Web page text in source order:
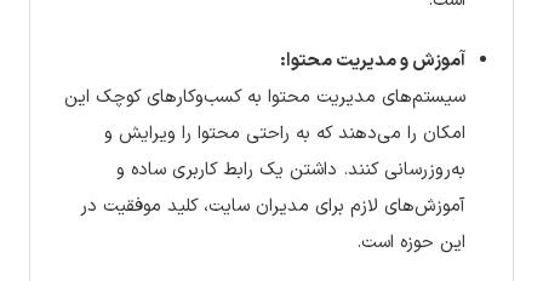
آموزش و مدیریت محتوا:
سیستم‌های مدیریت محتوا به کسب‌وکارهای کوچک این
امکان را می‌دهند که به راحتی محتوا را ویرایش و
به‌روزرسانی کنند. داشتن یک رابط کاربری ساده و
آموزش‌های لازم برای مدیران سایت، کلید موفقیت در
این حوزه است.